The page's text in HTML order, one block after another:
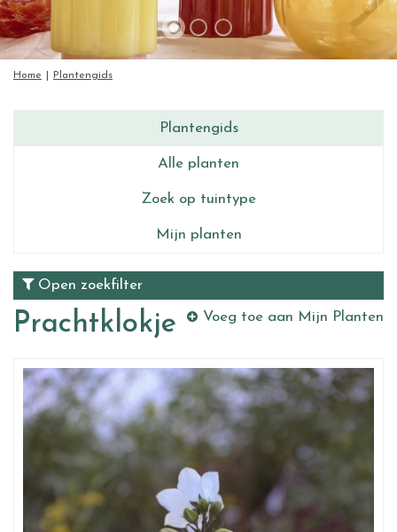
n
t
Home Plantengids
Plantengids
Alle planten
Zoek op tuintype
Mijn planten
Open zoekfilter
Prachtklokje Voeg toe aan Mijn Planten